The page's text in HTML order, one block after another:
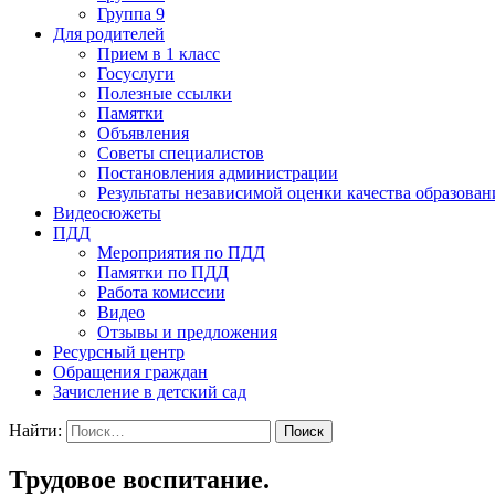
Группа 9
Для родителей
Прием в 1 класс
Госуслуги
Полезные ссылки
Памятки
Объявления
Советы специалистов
Постановления администрации
Результаты независимой оценки качества
Видеосюжеты
ПДД
Мероприятия по ПДД
Памятки по ПДД
Работа комиссии
Видео
Отзывы и предложения
Ресурсный центр
Обращения граждан
Зачисление в детский сад
Найти:
Трудовое воспитание.